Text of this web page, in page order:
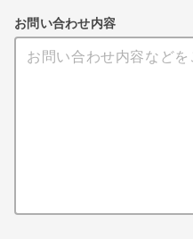
お問い合わせ内容